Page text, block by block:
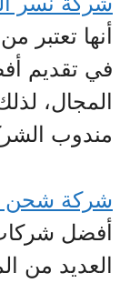
أنها تعتبر
في تقديم
المجال،
مندوب
شركة شحن
أفضل
العديد من